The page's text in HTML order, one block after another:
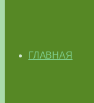
ГЛАВНАЯ